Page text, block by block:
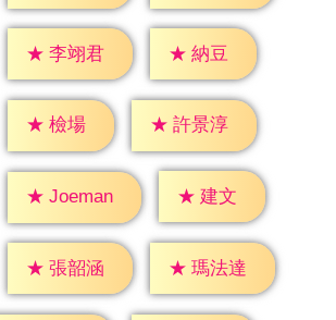
★ 李翊君 ★ 納豆
★ 檢場 ★ 許景淳
★ Joeman ★ 建文
★ 張韶涵 ★ 瑪法達